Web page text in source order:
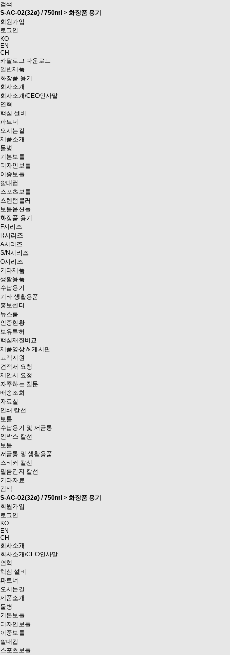
검색
S-AC-02(32ø) / 750ml > 화장품 용기
회원가입
로그인
KO
EN
CH
카달로그 다운로드
일반제품
화장품 용기
회사소개
회사소개/CEO인사말
연혁
핵심 설비
파트너
오시는길
제품소개
물병
기본보틀
디자인보틀
이중보틀
빨대컵
스포츠보틀
스텐텀블러
보틀옵션들
화장품 용기
F시리즈
R시리즈
A시리즈
S/N시리즈
O시리즈
기타제품
생활용품
수납용기
기타 생활용품
홍보센터
뉴스룸
인증현황
보유특허
핵심재질비교
제품영상 & 게시판
고객지원
견적서 요청
제안서 요청
자주하는 질문
배송조회
자료실
인쇄 칼선
보틀
수납용기 및 저금통
인박스 칼선
보틀
저금통 및 생활용품
스티커 칼선
필름간지 칼선
기타자료
검색
S-AC-02(32ø) / 750ml > 화장품 용기
회원가입
로그인
KO
EN
CH
회사소개
회사소개/CEO인사말
연혁
핵심 설비
파트너
오시는길
제품소개
물병
기본보틀
디자인보틀
이중보틀
빨대컵
스포츠보틀